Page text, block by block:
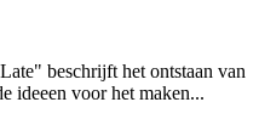
beschrijft het ontstaan van
ideeen voor het maken...